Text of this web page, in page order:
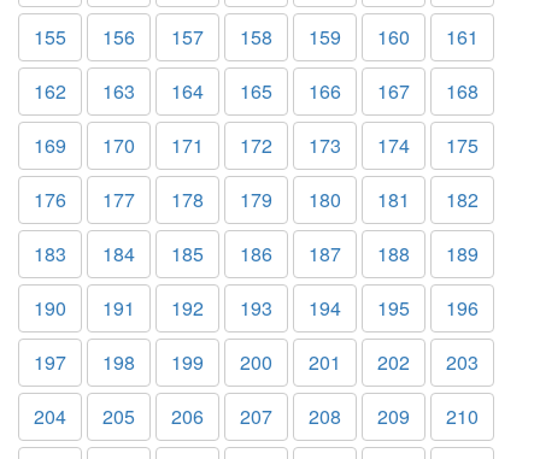
155
156 157 158 159 160
161
162
163 164 165 166 167
168
169
170 171 172 173 174
175
176
177 178 179 180 181
182
183
184 185 186 187 188
189
190
191 192 193 194 195
196
197
198 199 200 201 202
203
204
205 206 207 208 209
210